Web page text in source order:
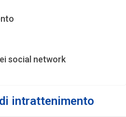
social network
intrattenimento